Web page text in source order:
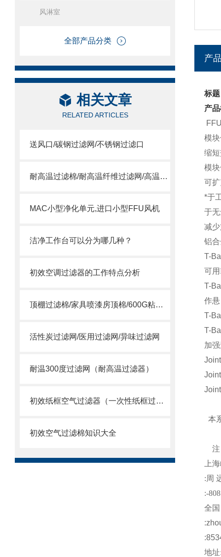
风淋室
全部产品分类
相关文章
RELATED ARTICLES
送风口/碳钢过滤网/不锈钢过滤口
耐高温过滤棉/耐高温纤维过滤网/高温合成纤维滤棉
MAC小型净化单元,进口小型FFU风机
洁净工作台可以分为哪几种？
初效空调过滤器的工作特点分析
顶棚过滤棉/家具喷漆房顶棉/600G粘性过滤棉
活性炭过滤网/医用过滤网/异味过滤网
耐温300度过滤网（耐高温过滤器）
初效纸框空气过滤器（一次性纸框过滤网）
初效空气过滤棉知识大全
产
标
产
模
缩
模
可
*于
于
减
铝
T-
可用
T-
作
T-
T-
加
Joint
Joint
Joint
本
注
上海
:周
:-808
全
:
地址